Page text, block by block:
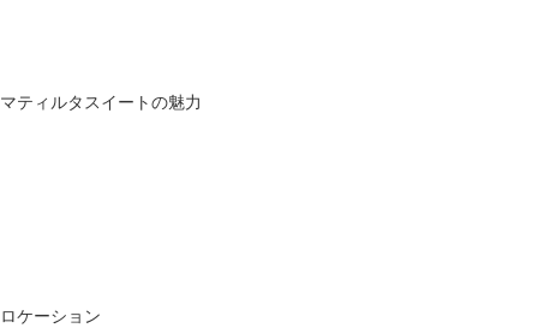
マティルタスイートの魅力
ロケーション